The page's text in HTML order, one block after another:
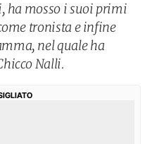
ha mosso i suoi primi
tronista e infine
nel quale ha
Nalli.